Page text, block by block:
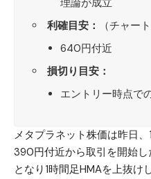
利確目安：
（チャー
640円付近
損切り目安：
エントリー時点で
メタプラネット株価は昨日
390円付近から取引を開始
となり1時間足HMAを上抜け